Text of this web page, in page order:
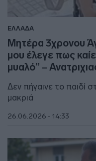
ΕΛΛΑΔΑ
Μητέρα 3χρονου
μου έλεγε πως
μυαλό” –
Δεν πήγαινε το παιδί
μακριά
26.06.2026 - 14:33